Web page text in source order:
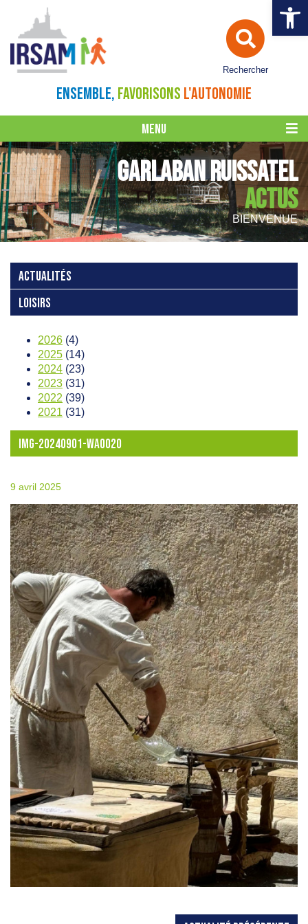
Ouvrir
Rechercher
ENSEMBLE, FAVORISONS L'AUTONOMIE
MENU
GARLABAN RUISSATEL
ACTUS
BIENVENUE
ACTUALITÉS
LOISIRS
2026 (4)
2025 (14)
2024 (23)
2023 (31)
2022 (39)
2021 (31)
IMG-20240901-WA0020
9 avril 2025